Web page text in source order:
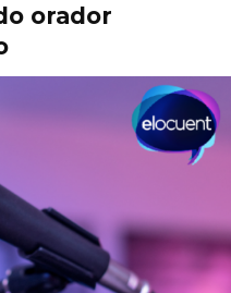
orador